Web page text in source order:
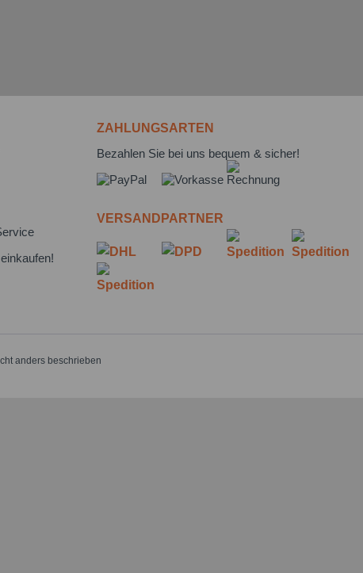
ZAHLUNGSARTEN
Bezahlen Sie bei uns bequem & sicher!
VERSANDPARTNER
anders beschrieben